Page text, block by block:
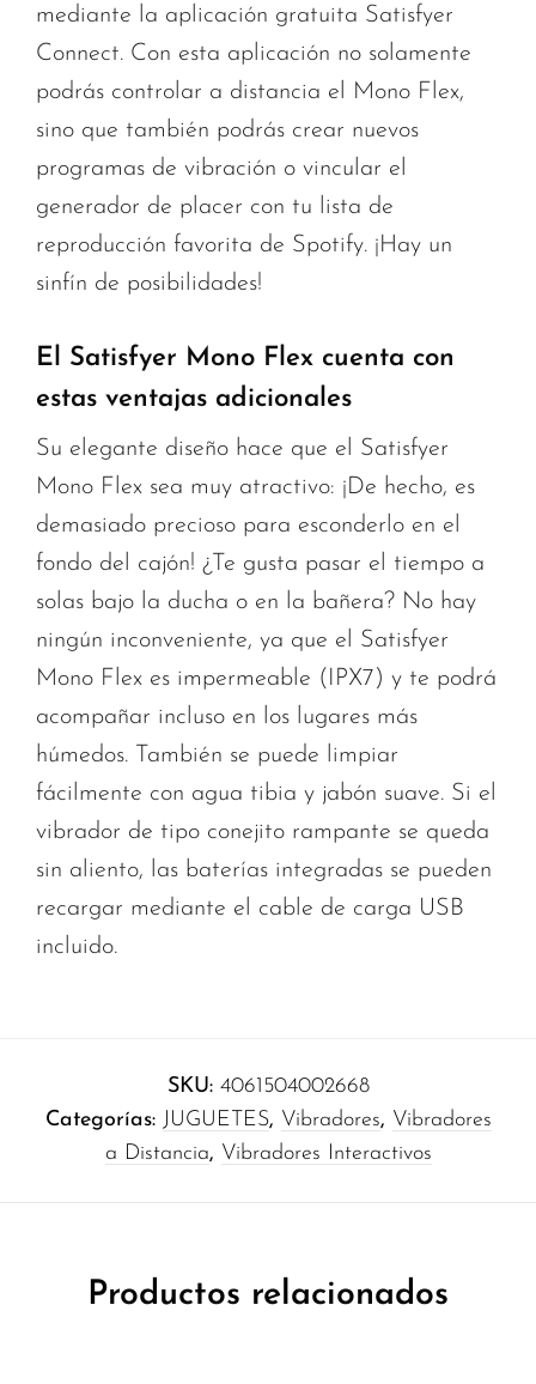
mediante la aplicación gratuita Satisfyer
Connect. Con esta aplicación no solamente
podrás controlar a distancia el Mono Flex,
sino que también podrás crear nuevos
programas de vibración o vincular el
generador de placer con tu lista de
reproducción favorita de Spotify. ¡Hay un
sinfín de posibilidades!
El Satisfyer Mono Flex cuenta con
estas ventajas adicionales
Su elegante diseño hace que el Satisfyer
Mono Flex sea muy atractivo: ¡De hecho, es
demasiado precioso para esconderlo en el
fondo del cajón! ¿Te gusta pasar el tiempo a
solas bajo la ducha o en la bañera? No hay
ningún inconveniente, ya que el Satisfyer
Mono Flex es impermeable (IPX7) y te podrá
acompañar incluso en los lugares más
húmedos. También se puede limpiar
fácilmente con agua tibia y jabón suave. Si el
vibrador de tipo conejito rampante se queda
sin aliento, las baterías integradas se pueden
recargar mediante el cable de carga USB
incluido.
SKU: 4061504002668
Categorías: JUGUETES, Vibradores, Vibradores
a Distancia, Vibradores Interactivos
Productos relacionados